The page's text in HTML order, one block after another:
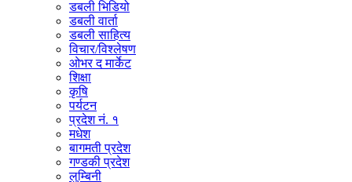
डबली भिडियो
डबली वार्ता
डबली साहित्य
विचार/विश्‍लेषण
ओभर द मार्केट
शिक्षा
कृषि
पर्यटन
प्रदेश नं. १
मधेश
बागमती प्रदेश
गण्डकी प्रदेश
लुम्बिनी